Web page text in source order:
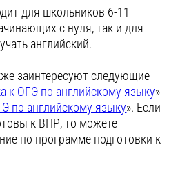
для школьников 6-11
с нуля, так и для
английский.
заинтересуют следующие
к ОГЭ по английскому языку»
по английскому языку». Если
к ВПР, то можете
по программе подготовки к